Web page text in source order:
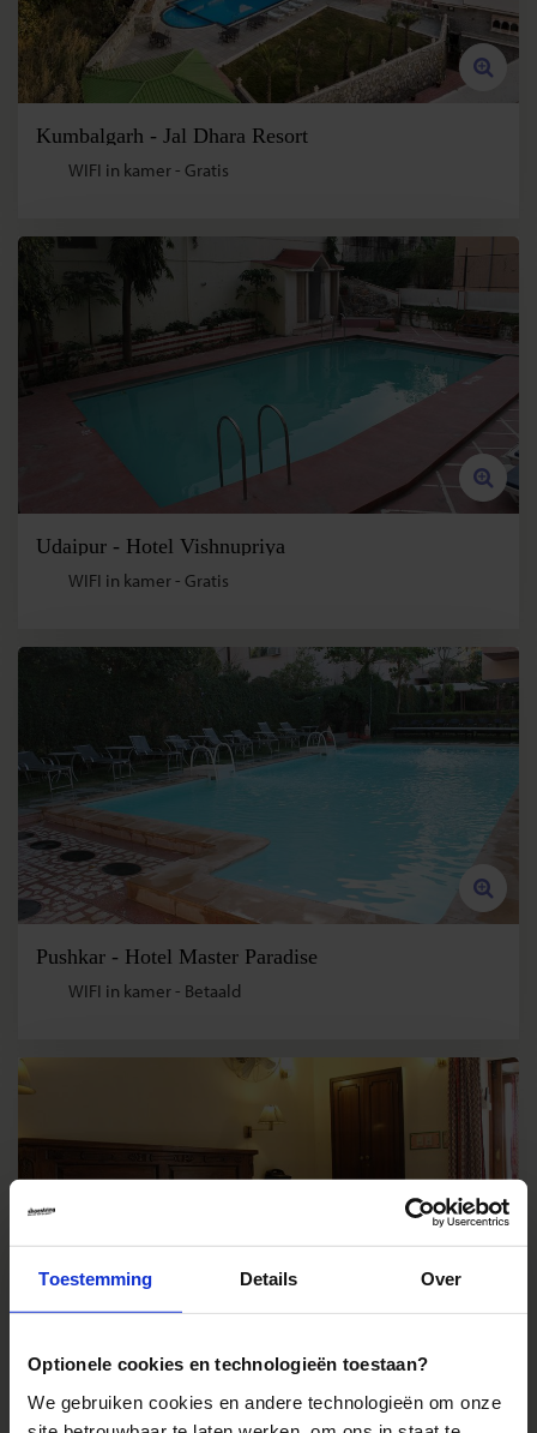
Toestemming Details Over
Optionele cookies en technologieën toestaan?
We gebruiken cookies en andere technologieën om onze
Kumbalgarh - Jal Dhara Resort
WIFI in kamer - Gratis
Udaipur - Hotel Vishnupriya
WIFI in kamer - Gratis
Pushkar - Hotel Master Paradise
WIFI in kamer - Betaald
Jaipur - Jaipur Inn
WIFI in receptie en/of algemene ruimte - Gratis